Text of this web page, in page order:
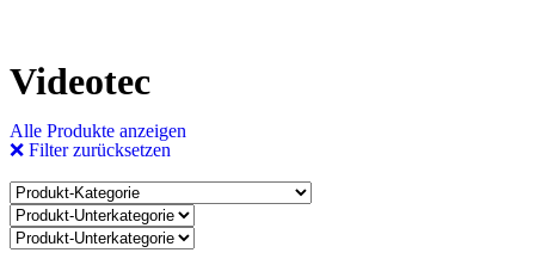
Videotec
Alle Produkte anzeigen
❌ Filter zurücksetzen